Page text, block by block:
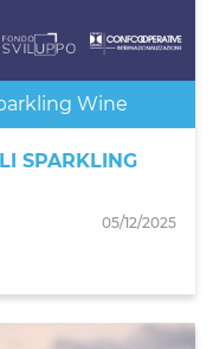
Wine
SPARKLING
05/12/2025